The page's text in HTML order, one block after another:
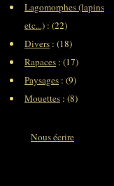
Lagomorphes (lapins
etc...) : (22)
Divers : (18)
Rapaces : (17)
Paysages : (9)
Mouettes : (8)
Nous écrire